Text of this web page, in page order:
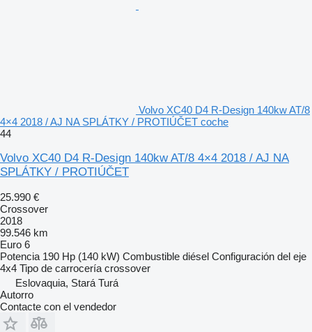
Volvo XC40 D4 R-Design 140kw AT/8
4×4 2018 / AJ NA SPLÁTKY / PROTIÚČET coche
44
Volvo XC40 D4 R-Design 140kw AT/8 4×4 2018 / AJ NA
SPLÁTKY / PROTIÚČET
25.990 €
Crossover
2018
99.546 km
Euro 6
Potencia 190 Hp (140 kW) Combustible diésel Configuración del eje
4x4 Tipo de carrocería crossover
Eslovaquia, Stará Turá
Autorro
Contacte con el vendedor